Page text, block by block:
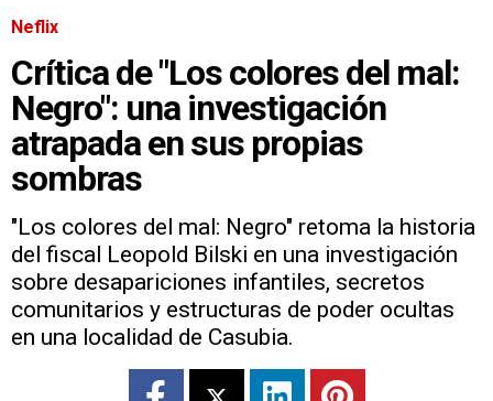
Neflix
Crítica de "Los colores del mal:
Negro": una investigación
atrapada en sus propias
sombras
"Los colores del mal: Negro" retoma la historia
del fiscal Leopold Bilski en una investigación
sobre desapariciones infantiles, secretos
comunitarios y estructuras de poder ocultas
en una localidad de Casubia.